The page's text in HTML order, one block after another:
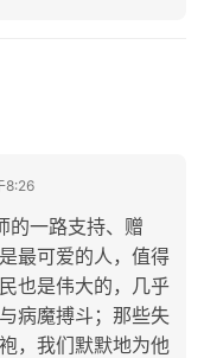
8:26
的一路支持、赠
最可爱的人，值得
也是伟大的，几乎
病魔搏斗；那些失
，我们默默地为他